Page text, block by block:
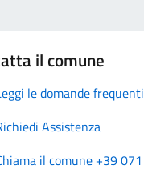
il comune
le domande frequenti
Assistenza
il comune +39